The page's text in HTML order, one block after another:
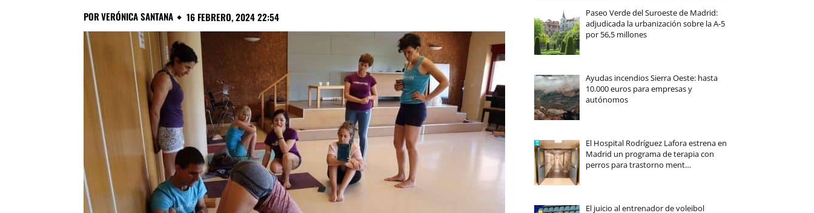
PORVERÓNICA SANTANA 16 FEBRERO, 2024 22:54
Paseo Verde del Suroeste de Madrid:
adjudicada la urbanización sobre la A-5
por 56,5 millones
Ayudas incendios Sierra Oeste: hasta
10.000 euros para empresas y
autónomos
El Hospital Rodríguez Lafora estrena en
Madrid un programa de terapia con
perros para trastorno ment…
El juicio al entrenador de voleibol